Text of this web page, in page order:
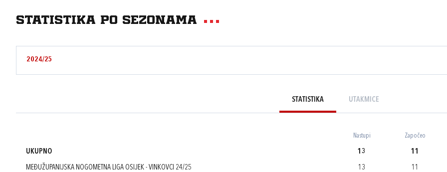
Statistika po sezonama
2024/25
STATISTIKA UTAKMICE
Nastupi Započeo
UKUPNO 13 11
MEĐUŽUPANIJSKA NOGOMETNA LIGA OSIJEK - VINKOVCI 24/25 13 11